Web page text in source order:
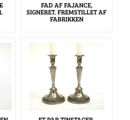
FAD AF FAJANCE,
SIGNERET. FREMSTILLET AF
FABRIKKEN